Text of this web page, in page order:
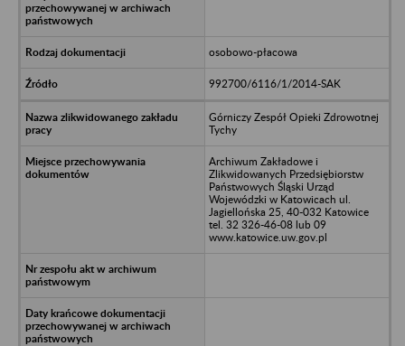
osobowo-płacowa
992700/6116/1/2014-SAK
Górniczy Zespół Opieki Zdrowotnej
Tychy
Archiwum Zakładowe i
Zlikwidowanych Przedsiębiorstw
Państwowych Śląski Urząd
Wojewódzki w Katowicach ul.
Jagiellońska 25, 40-032 Katowice
tel. 32 326-46-08 lub 09
www.katowice.uw.gov.pl